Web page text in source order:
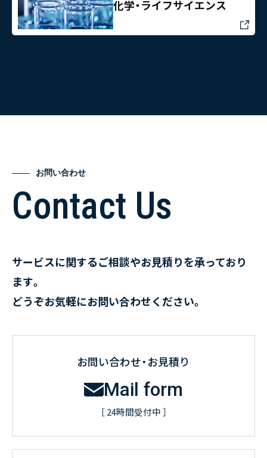
化学・ライフサイエンス
お問い合わせ
Contact Us
サービスに関するご相談やお見積りを承っており
ます。
どうぞお気軽にお問い合わせください。
お問い合わせ・お見積り
Mail form
［ 24時間受付中 ］